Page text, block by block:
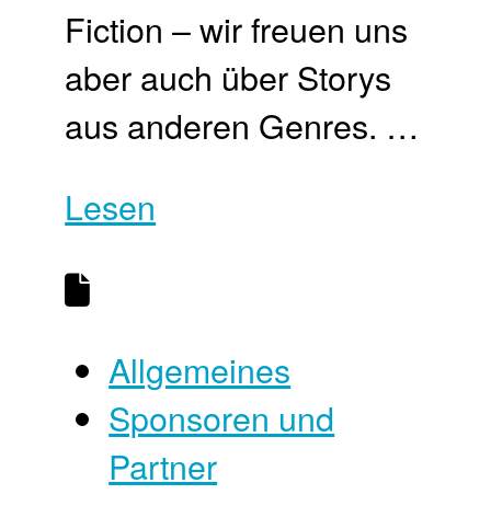
Fiction – wir freuen uns
aber auch über Storys
aus anderen Genres. …
Lesen
Allgemeines
Sponsoren und
Partner